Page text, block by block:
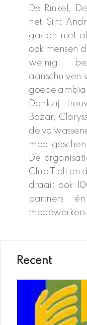
Recent
De Rinkel,
het Sint
gasten niet
ook mensen
weinig
aanschuiven
goede
Dankzij
Bazar,
de
mooi
De
Club Tielt en
draait ook
partners